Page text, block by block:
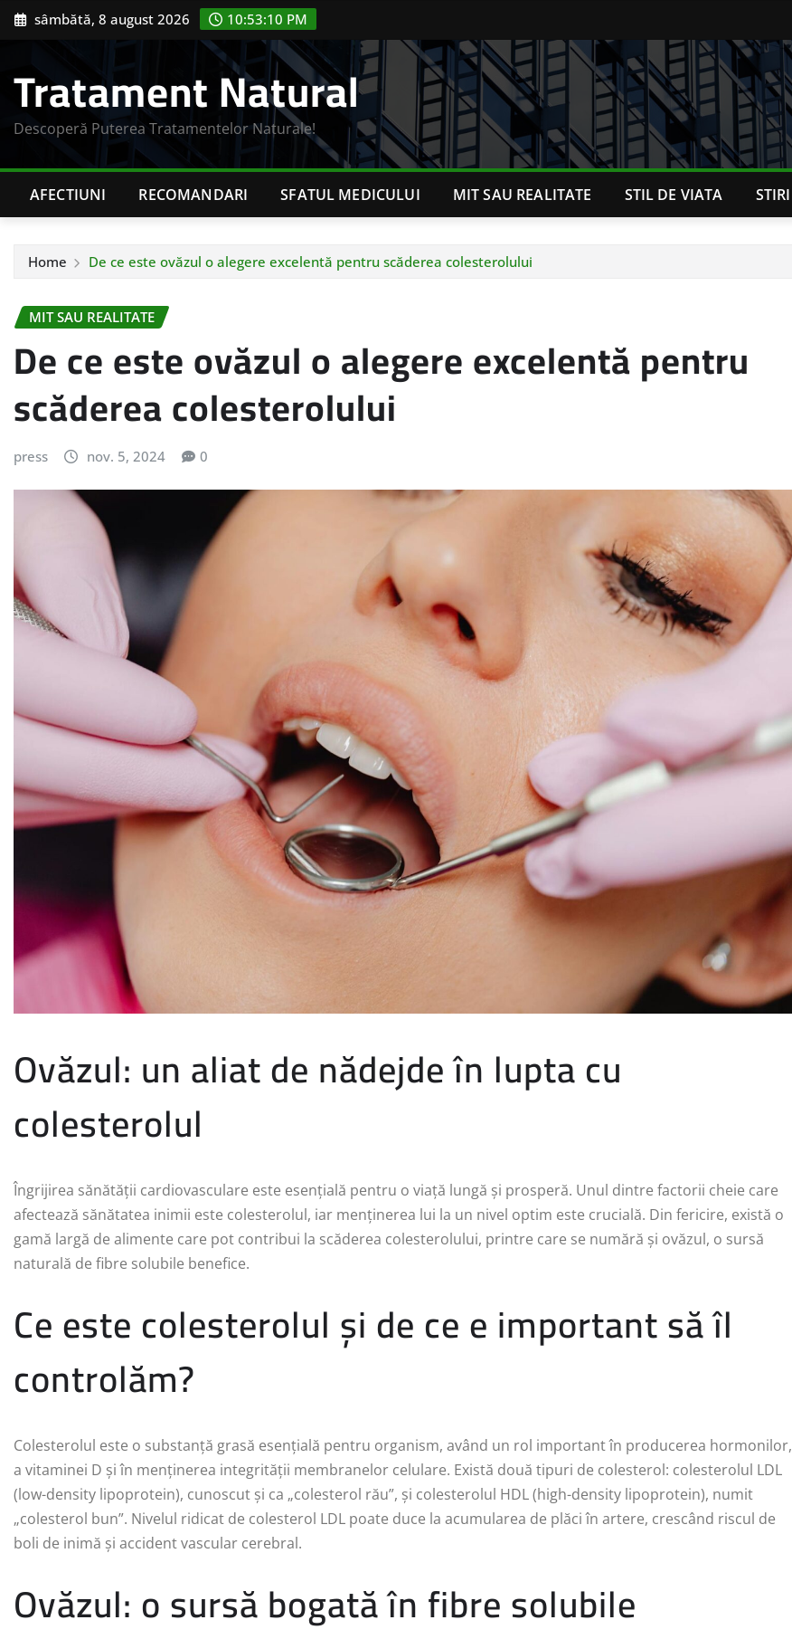
Skip sâmbătă, 8 august 2026 10:53:11 PM
Tratament Natural
Descoperă Puterea Tratamentelor Naturale!
AFECTIUNI RECOMANDARI SFATUL MEDICULUI MIT SAU REALITATE STIL DE VIATA STIRI
Home De ce este ovăzul o alegere excelentă pentru scăderea colesterolului
MIT SAU REALITATE
De ce este ovăzul o alegere excelentă pentru
scăderea colesterolului
press nov. 5, 2024 0
Ovăzul: un aliat de nădejde în lupta cu
colesterolul
Îngrijirea sănătății cardiovasculare este esențială pentru o viață lungă și prosperă. Unul dintre factorii cheie care
afectează sănătatea inimii este colesterolul, iar menținerea lui la un nivel optim este crucială. Din fericire, există o
gamă largă de alimente care pot contribui la scăderea colesterolului, printre care se numără și ovăzul, o sursă
naturală de fibre solubile benefice.
Ce este colesterolul și de ce e important să îl
controlăm?
Colesterolul este o substanță grasă esențială pentru organism, având un rol important în producerea hormonilor,
a vitaminei D și în menținerea integrității membranelor celulare. Există două tipuri de colesterol: colesterolul LDL
(low-density lipoprotein), cunoscut și ca „colesterol rău”, și colesterolul HDL (high-density lipoprotein), numit
„colesterol bun”. Nivelul ridicat de colesterol LDL poate duce la acumularea de plăci în artere, crescând riscul de
boli de inimă și accident vascular cerebral.
Ovăzul: o sursă bogată în fibre solubile